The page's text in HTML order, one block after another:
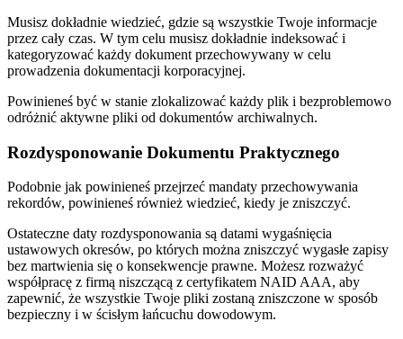
Musisz dokładnie wiedzieć, gdzie są wszystkie Twoje informacje
przez cały czas. W tym celu musisz dokładnie indeksować i
kategoryzować każdy dokument przechowywany w celu
prowadzenia dokumentacji korporacyjnej.
Powinieneś być w stanie zlokalizować każdy plik i bezproblemowo
odróżnić aktywne pliki od dokumentów archiwalnych.
Rozdysponowanie Dokumentu Praktycznego
Podobnie jak powinieneś przejrzeć mandaty przechowywania
rekordów, powinieneś również wiedzieć, kiedy je zniszczyć.
Ostateczne daty rozdysponowania są datami wygaśnięcia
ustawowych okresów, po których można zniszczyć wygasłe zapisy
bez martwienia się o konsekwencje prawne. Możesz rozważyć
współpracę z firmą niszczącą z certyfikatem NAID AAA, aby
zapewnić, że wszystkie Twoje pliki zostaną zniszczone w sposób
bezpieczny i w ścisłym łańcuchu dowodowym.